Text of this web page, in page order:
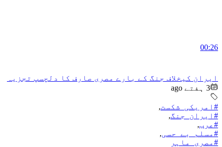
00:26
ایران کیخلاف جنگ کے بارے مصری صارف کا دلچسپ تجزیہ
3 ہفتے ago
#امریکی_شکست,
#ایران_جنگ,
#عرب,
#مسلم_بے_حسی,
#مصری_ماہر